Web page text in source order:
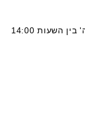
שעות קבלת קהל במשרד הארגון: ימים א' עד ה' בין השעות 14:00